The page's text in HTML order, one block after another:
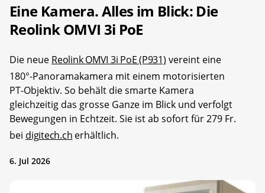
Eine Kamera. Alles im Blick: Die
Reolink OMVI 3i PoE
Die neue Reolink OMVI 3i PoE (P931) vereint eine
180°-Panoramakamera mit einem motorisierten
PT-Objektiv. So behält die smarte Kamera
gleichzeitig das grosse Ganze im Blick und verfolgt
Bewegungen in Echtzeit. Sie ist ab sofort für 279 Fr.
bei digitech.ch erhältlich.
6. Jul 2026